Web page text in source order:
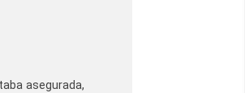
asegurada,